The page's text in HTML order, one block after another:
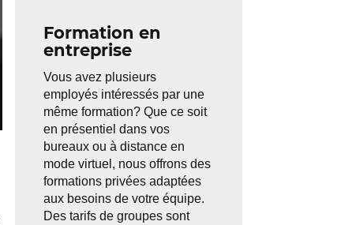
Formation en
entreprise
Vous avez plusieurs
employés intéressés par une
même formation? Que ce soit
en présentiel dans vos
bureaux ou à distance en
mode virtuel, nous offrons des
formations privées adaptées
aux besoins de votre équipe.
Des tarifs de groupes sont